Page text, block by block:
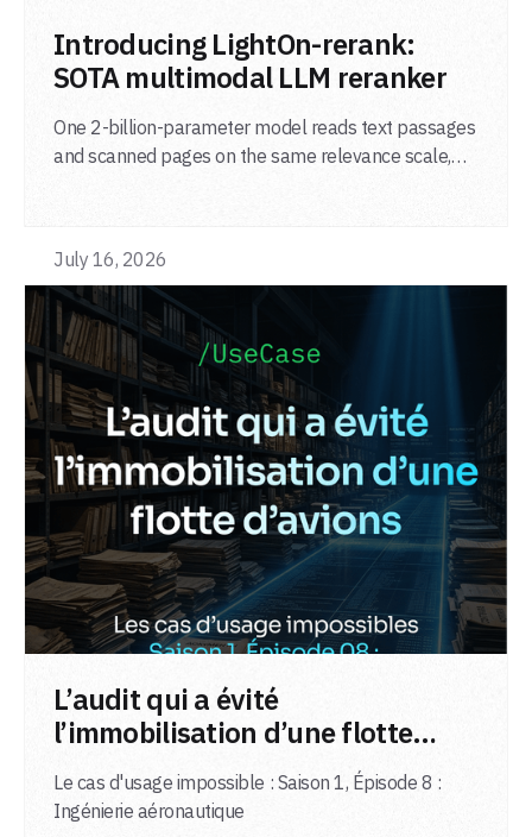
Introducing LightOn-rerank:
SOTA multimodal LLM reranker
One 2-billion-parameter model reads text passages
and scanned pages on the same relevance scale,
July 16, 2026
L’audit qui a évité
l’immobilisation d’une flotte
d’avions
Le cas d'usage impossible : Saison 1, Épisode 8 :
Ingénierie aéronautique